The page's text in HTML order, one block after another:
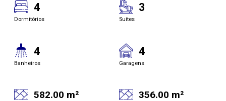
4
Dormitórios
3
Suítes
4
Banheiros
4
Garagens
582.00 m² 356.00 m²